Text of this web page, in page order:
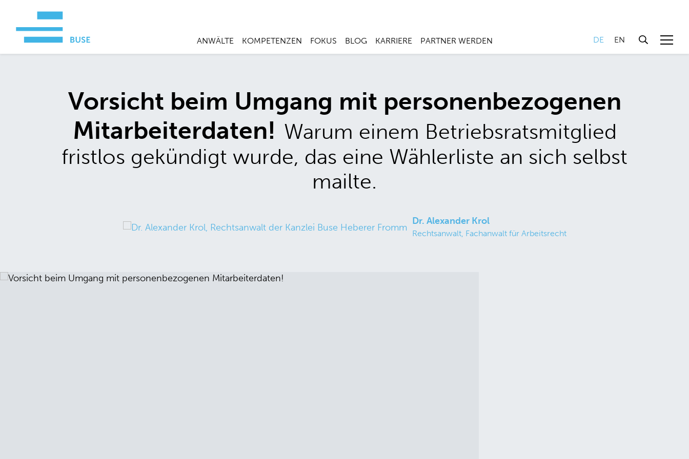
ANWÄLTE KOMPETENZEN FOKUS BLOG KARRIERE PARTNER WERDEN DE EN
Vorsicht beim Umgang mit personenbezogenen
Mitarbeiterdaten! Warum einem Betriebsratsmitglied
fristlos gekündigt wurde, das eine Wählerliste an sich selbst
mailte.
Dr. Alexander Krol
Rechtsanwalt, Fachanwalt für Arbeitsrecht